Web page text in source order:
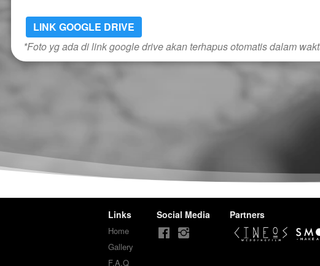
LINK GOOGLE DRIVE
*Foto yg ada di link google drive akan terhapus otomatis dalam
Links
Home
Gallery
F.A.Q
Social Media Partners